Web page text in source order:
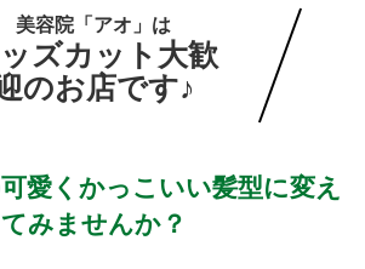
美容院「アオ」は
ズカット大歓
のお店です♪
愛くかっこいい髪型に変え
てみませんか？